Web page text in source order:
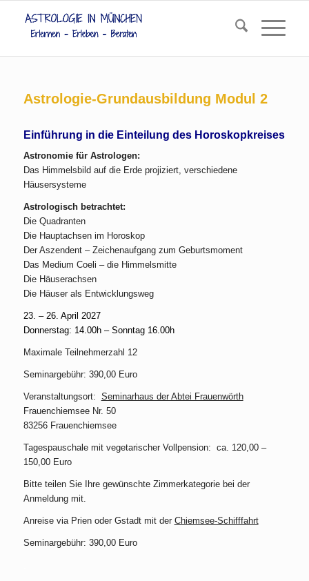
Astrologie-Grundausbildung Modul 2
Einführung in die Einteilung des Horoskopkreises
Astronomie für Astrologen:
Das Himmelsbild auf die Erde projiziert, verschiedene
Häusersysteme
Astrologisch betrachtet:
Die Quadranten
Die Hauptachsen im Horoskop
Der Aszendent – Zeichenaufgang zum Geburtsmoment
Das Medium Coeli – die Himmelsmitte
Die Häuserachsen
Die Häuser als Entwicklungsweg
23. – 26. April 2027
Donnerstag: 14.00h – Sonntag 16.00h
Maximale Teilnehmerzahl 12
Seminargebühr: 390,00 Euro
Veranstaltungsort: Seminarhaus der Abtei Frauenwörth
Frauenchiemsee Nr. 50
83256 Frauenchiemsee
Tagespauschale mit vegetarischer Vollpension: ca. 120,00 –
150,00 Euro
Bitte teilen Sie Ihre gewünschte Zimmerkategorie bei der
Anmeldung mit.
Anreise via Prien oder Gstadt mit der Chiemsee-Schifffahrt
Seminargebühr: 390,00 Euro